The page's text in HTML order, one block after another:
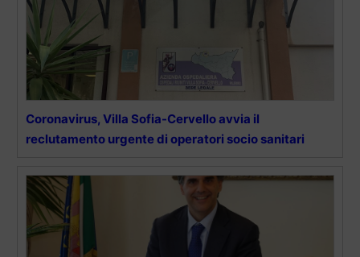
Coronavirus, Villa Sofia-Cervello avvia il
reclutamento urgente di operatori socio sanitari